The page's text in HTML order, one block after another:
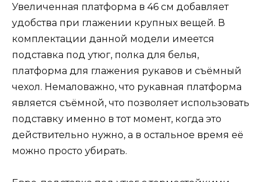
Увеличенная платформа в 46 см добавляет
удобства при глажении крупных вещей. В
комплектации данной модели имеется
подставка под утюг, полка для белья,
платформа для глажения рукавов и съёмный
чехол. Немаловажно, что рукавная платформа
является съёмной, что позволяет использовать
подставку именно в тот момент, когда это
действительно нужно, а в остальное время её
можно просто убирать.